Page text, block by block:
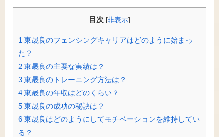
目次 [非表示]
1 東晟良のフェンシングキャリアはどのように始まっ
た？
2 東晟良の主要な実績は？
3 東晟良のトレーニング方法は？
4 東晟良の年収はどのくらい？
5 東晟良の成功の秘訣は？
6 東晟良はどのようにしてモチベーションを維持してい
る？